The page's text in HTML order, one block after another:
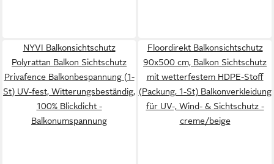
NYVI Balkonsichtschutz
Polyrattan Balkon Sichtschutz
Privafence Balkonbespannung (1-
St) UV-fest, Witterungsbeständig,
100% Blickdicht -
Balkonumspannung
Floordirekt Balkonsichtschutz
90x500 cm, Balkon Sichtschutz
mit wetterfestem HDPE-Stoff
(Packung, 1-St) Balkonverkleidung
für UV-, Wind- & Sichtschutz -
creme/beige